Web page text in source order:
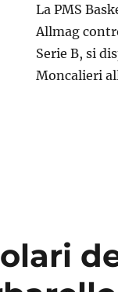
La PMS
Allmag
Serie B, si
Moncalieri